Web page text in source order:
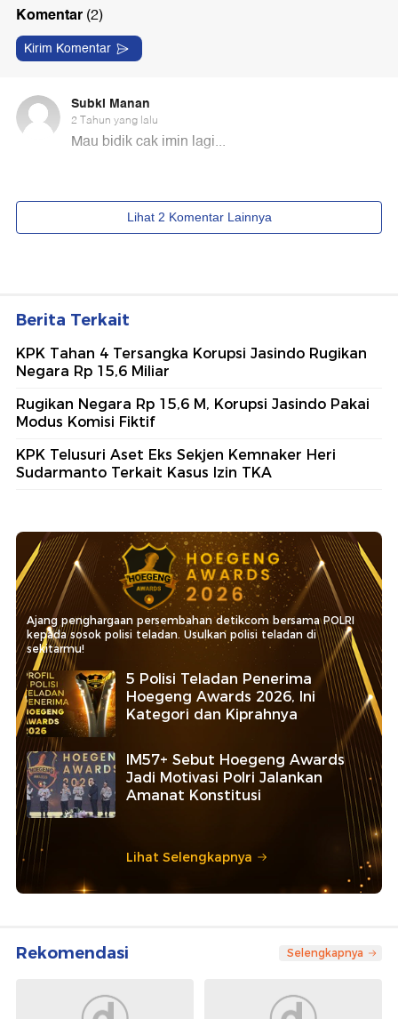
Berita Terkait
KPK Tahan 4 Tersangka Korupsi Jasindo Rugikan
Negara Rp 15,6 Miliar
Rugikan Negara Rp 15,6 M, Korupsi Jasindo Pakai
Modus Komisi Fiktif
KPK Telusuri Aset Eks Sekjen Kemnaker Heri
Sudarmanto Terkait Kasus Izin TKA
Ajang penghargaan persembahan detikcom bersama POLRI
kepada sosok polisi teladan. Usulkan polisi teladan di
sekitarmu!
5 Polisi Teladan Penerima
Hoegeng Awards 2026, Ini
Kategori dan Kiprahnya
IM57+ Sebut Hoegeng Awards
Jadi Motivasi Polri Jalankan
Amanat Konstitusi
Lihat Selengkapnya
Rekomendasi Selengkapnya